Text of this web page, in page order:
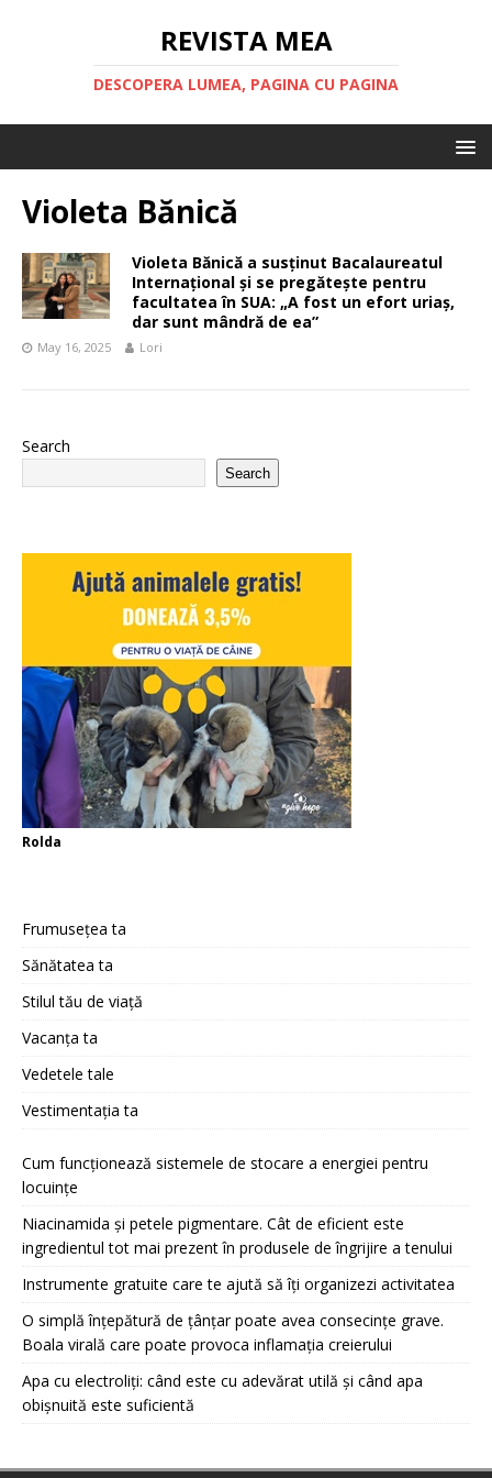
REVISTA MEA
DESCOPERA LUMEA, PAGINA CU PAGINA
Violeta Bănică
Violeta Bănică a susținut Bacalaureatul
Internațional și se pregătește pentru
facultatea în SUA: „A fost un efort uriaș,
dar sunt mândră de ea”
May 16, 2025 Lori
Search
Search
Rolda
Frumusețea ta
Sănătatea ta
Stilul tău de viață
Vacanța ta
Vedetele tale
Vestimentația ta
Cum funcționează sistemele de stocare a energiei pentru
locuințe
Niacinamida și petele pigmentare. Cât de eficient este
ingredientul tot mai prezent în produsele de îngrijire a tenului
Instrumente gratuite care te ajută să îți organizezi activitatea
O simplă înțepătură de țânțar poate avea consecințe grave.
Boala virală care poate provoca inflamația creierului
Apa cu electroliți: când este cu adevărat utilă și când apa
obișnuită este suficientă